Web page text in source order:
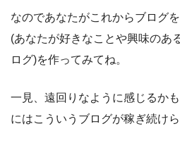
なのであなたがこれからブログ
(あなたが好きなことや興味のあ
ログ)を作ってみてね。
一見、遠回りなように感じるか
にはこういうブログが稼ぎ続けら